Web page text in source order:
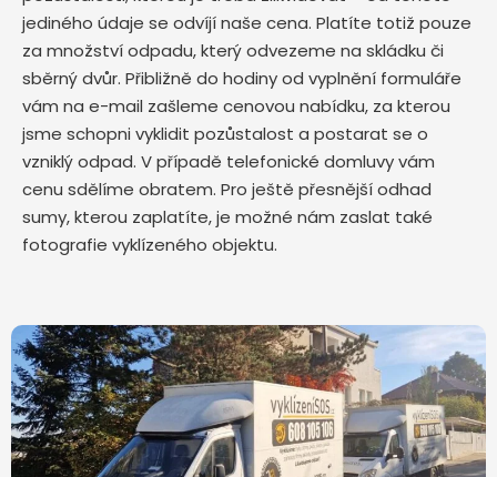
jediného údaje se odvíjí naše cena. Platíte totiž pouze
za množství odpadu, který odvezeme na skládku či
sběrný dvůr. Přibližně do hodiny od vyplnění formuláře
vám na e-mail zašleme cenovou nabídku, za kterou
jsme schopni vyklidit pozůstalost a postarat se o
vzniklý odpad. V případě telefonické domluvy vám
cenu sdělíme obratem. Pro ještě přesnější odhad
sumy, kterou zaplatíte, je možné nám zaslat také
fotografie vyklízeného objektu.